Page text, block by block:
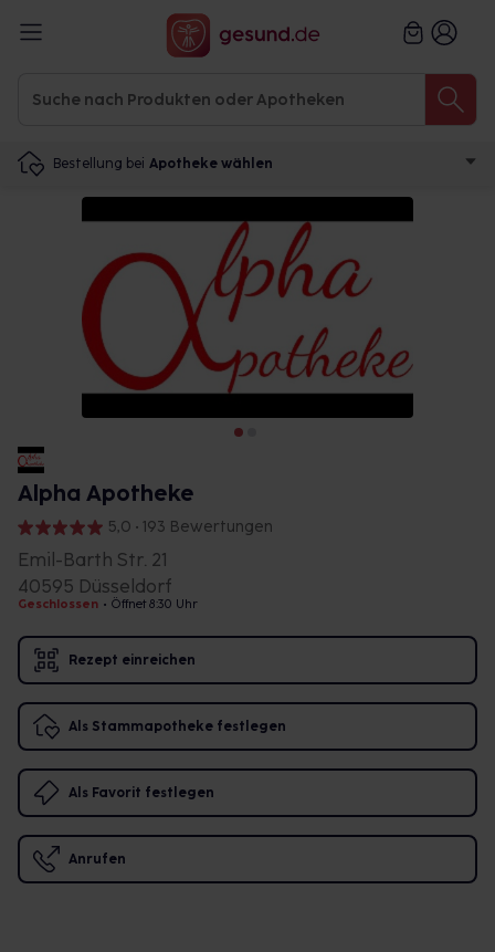
Bestellung bei Apotheke wählen
Alpha Apotheke
5,0 • 193 Bewertungen
Emil-Barth Str. 21
40595 Düsseldorf
Geschlossen • Öffnet 8:30 Uhr
Rezept einreichen
Als Stammapotheke festlegen
Als Favorit festlegen
Anrufen